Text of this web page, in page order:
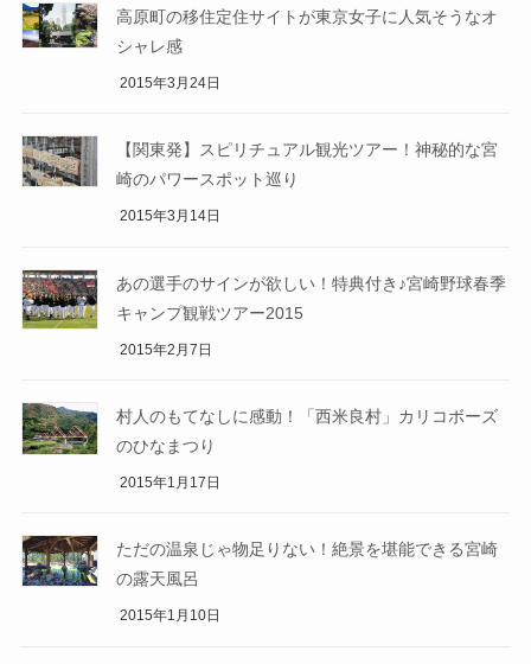
高原町の移住定住サイトが東京女子に人気そうなオ
シャレ感
2015年3月24日
【関東発】スピリチュアル観光ツアー！神秘的な宮
崎のパワースポット巡り
2015年3月14日
あの選手のサインが欲しい！特典付き♪宮崎野球春季
キャンプ観戦ツアー2015
2015年2月7日
村人のもてなしに感動！「西米良村」カリコボーズ
のひなまつり
2015年1月17日
ただの温泉じゃ物足りない！絶景を堪能できる宮崎
の露天風呂
2015年1月10日